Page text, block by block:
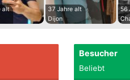
alt
37 Jahre alt
Dijon
56
Besucher
Beliebt